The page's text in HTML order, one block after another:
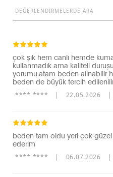
çok şık hem canlı hemde
kullanmadık ama kaliteli
yorumu.atam beden alinabilir
beden de büyük tercih
**** **** | 22.05.2026 |
beden tam oldu yeri çok
ederim
**** **** | 06.07.2026 |